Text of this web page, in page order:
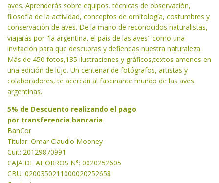
aves. Aprenderás sobre equipos, técnicas de observación,
filosofía de la actividad, conceptos de ornitología, costumbres y
conservación de aves. De la mano de reconocidos naturalistas,
viajarás por "la argentina, el país de las aves" como una
invitación para que descubras y defiendas nuestra naturaleza.
Más de 450 fotos,135 ilustraciones y gráficos,textos amenos en
una edición de lujo. Un centenar de fotógrafos, artistas y
colaboradores, te acercan al fascinante mundo de las aves
argentinas.
5% de Descuento realizando el pago
por transferencia bancaria
BanCor
Titular: Omar Claudio Mooney
Cuit: 20129870991
CAJA DE AHORROS N°: 0020252605
CBU: 0200350211000020252658